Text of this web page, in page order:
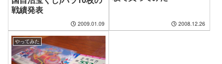
戦績発表
2009.01.09 2008.12.26
やってみた